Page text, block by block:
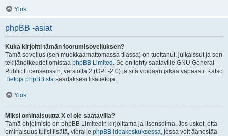
Ylös
phpBB -asiat
Kuka kirjoitti tämän foorumisovelluksen?
Tämä sovellus (sen muokkaamattomassa tilassa) on tuottanut, julkaissut ja sen
tekijänoikeudet omistaa phpBB Limited . Se on tehty saataville GNU General
Public Licensenssin, versiolla 2 (GPL-2.0) ja sitä voidaan jakaa vapaasti. Katso
Tietoja phpBB:stä saadaksesi lisätietoja.
Ylös
Miksi ominaisuutta X ei ole saatavilla?
Tämä ohjelmisto on phpBB Limitedin kirjoittama ja lisensoima. Jos uskot, että
ominaisuus tulisi lisätä, vieraile phpBB ideakeskuksessa, jossa voit äänestää